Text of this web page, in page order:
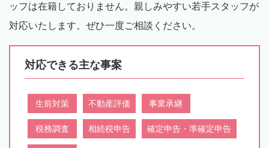
ッフは在籍しておりません。親しみやすい若手スタッフが
対応いたします。ぜひ一度ご相談ください。
対応できる主な事案
生前対策 不動産評価 事業承継
税務調査 相続税申告 確定申告・準確定申告